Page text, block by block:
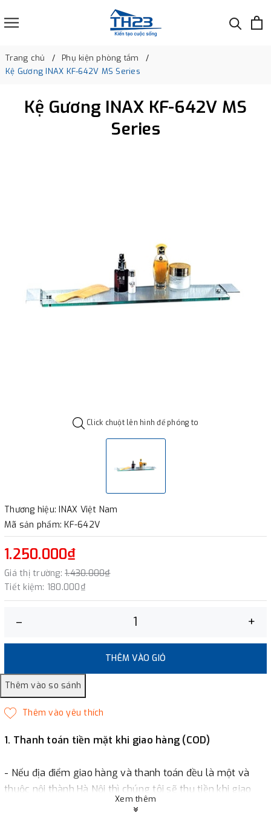
Trang chủ
Phụ kiện phòng tắm
Kệ Gương INAX KF-642V MS Series
Kệ Gương INAX KF-642V MS
Series
Click chuột lên hình để phóng to
Thương hiệu: INAX Việt Nam
Mã sản phẩm: KF-642V
1.250.000₫
Giá thị trường: 1.430.000₫
Tiết kiệm: 180.000₫
– +
THÊM VÀO GIỎ
1. Thanh toán tiền mặt khi giao hàng (COD)
- Nếu địa điểm giao hàng và thanh toán đều là một và
thuộc nội thành Hà Nội thì chúng tôi sẽ thu tiền khi giao
hàng hoặc khách hàng đặt tiền trước một phần giá trị đơn
Xem thêm